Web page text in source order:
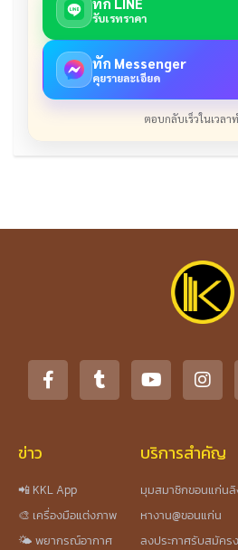
รับเรทราคา
ทัก Messenger
คุยรายละเอียด
ตอบกลับเร็วในเวลา
ข่าว
📲 KKL App
🎨 เครื่องมือแต่งภาพ
🌤️ พยากรณ์อากาศ
บริการสำคัญ
มุมสมาชิกขอนแก่น
หางาน@ขอนแก่น
ลงประกาศรับสมัคร